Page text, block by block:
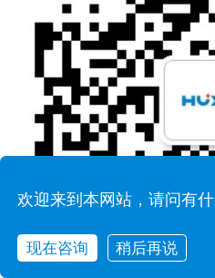
欢迎来到本网站，请问有
现在咨询 稍后再说
在线咨询 拨打